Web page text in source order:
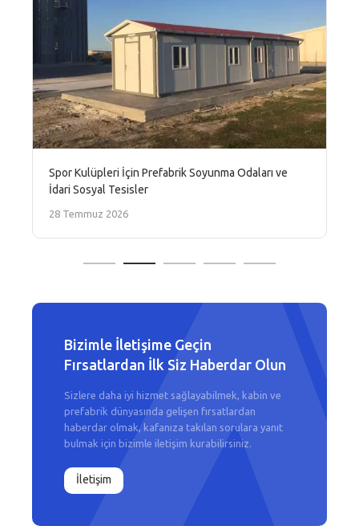
Spor Kulüpleri İçin Prefabrik Soyunma Odaları ve
İdari Sosyal Tesisler
28 Temmuz 2026
Bizimle İletişime Geçin
Fırsatlardan İlk Siz Haberdar Olun
Sizlere daha iyi hizmet sağlayabilmek, kabin ve
prefabrik dünyasında gelişen fırsatlardan
haberdar olmak, kafanıza takılan sorulara yanıt
bulmak için bizimle iletişim kurabilirsiniz.
İletişim